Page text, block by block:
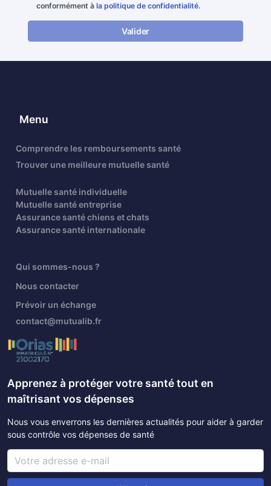
conformément à la politique de confidentialité.
Valider
Menu
Comprendre les remboursements santé
Trouver une meilleure mutuelle santé
Mutuelle santé individuelle
Mutuelle santé entreprise
Assurance santé chiens et chats
Assurance santé internationale
Qui sommes-nous ?
Nous contacter
Prévoir un échange
contact@mutualib.fr
Apprenez à protéger votre santé tout en
maîtrisant vos dépenses
Nous vous enverrons les dernières actualités pour aider à garder
sous contrôle vos dépenses de santé